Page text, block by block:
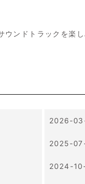
ンドトラックを楽
2026-
2025-
2024-